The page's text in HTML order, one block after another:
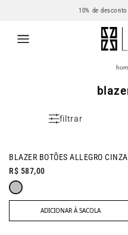
10% de
filtrar
BLAZER BOTÕES ALLEGRO CINZA
R$ 587,00
ADICIONAR À SACOLA